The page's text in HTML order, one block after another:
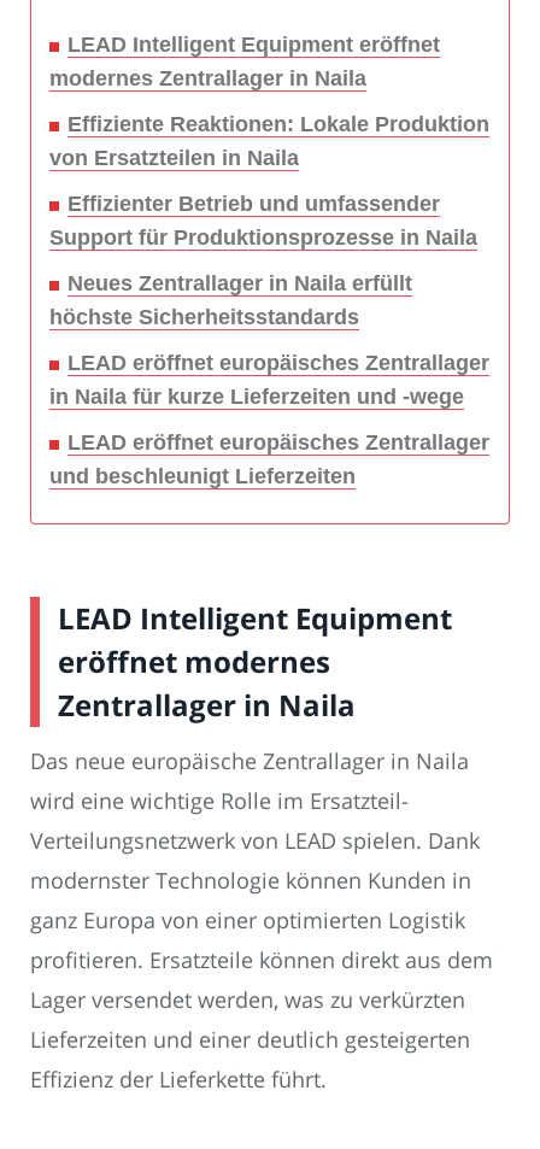
LEAD Intelligent Equipment eröffnet
modernes Zentrallager in Naila
Effiziente Reaktionen: Lokale Produktion
von Ersatzteilen in Naila
Effizienter Betrieb und umfassender
Support für Produktionsprozesse in Naila
Neues Zentrallager in Naila erfüllt
höchste Sicherheitsstandards
LEAD eröffnet europäisches Zentrallager
in Naila für kurze Lieferzeiten und -wege
LEAD eröffnet europäisches Zentrallager
und beschleunigt Lieferzeiten
LEAD Intelligent Equipment
eröffnet modernes
Zentrallager in Naila
Das neue europäische Zentrallager in Naila
wird eine wichtige Rolle im Ersatzteil-
Verteilungsnetzwerk von LEAD spielen. Dank
modernster Technologie können Kunden in
ganz Europa von einer optimierten Logistik
profitieren. Ersatzteile können direkt aus dem
Lager versendet werden, was zu verkürzten
Lieferzeiten und einer deutlich gesteigerten
Effizienz der Lieferkette führt.